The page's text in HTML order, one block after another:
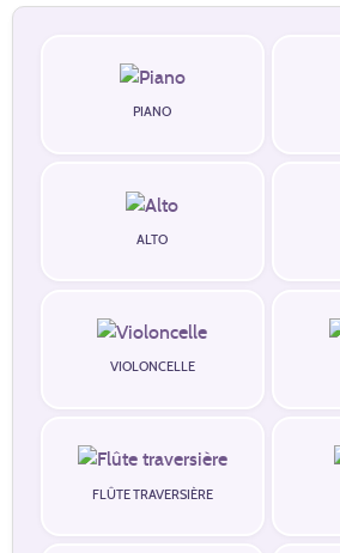
PIANO
ALTO
VIOLONCELLE
FLÛTE TRAVERSIÈRE